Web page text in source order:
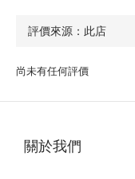
尚未有任何評價
關於我們